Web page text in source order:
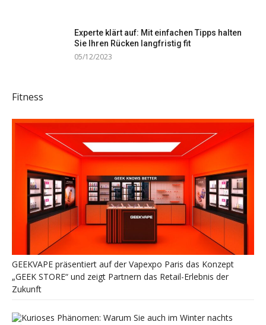
Experte klärt auf: Mit einfachen Tipps halten
Sie Ihren Rücken langfristig fit
05/12/2023
Fitness
GEEKVAPE präsentiert auf der Vapexpo Paris das Konzept
„GEEK STORE“ und zeigt Partnern das Retail-Erlebnis der
Zukunft